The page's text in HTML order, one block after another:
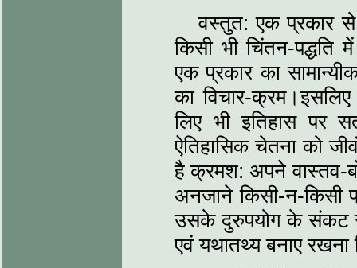
वस्‍तुत: एक प्रकार से
किसी भी चिंतन-पद्धति
एक प्रकार का
का विचार-
लिए भी इतिहास पर
ऐतिहासिक चेतना को
है क्रमश: अपने वास्‍तव-
अनजाने किसी-न-किसी
उसके दुरुपयोग के संकट
एवं यथातथ्‍य बनाए